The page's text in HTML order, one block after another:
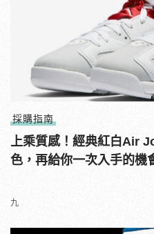
採購指南
上乘質感！經典紅白Air
色，再給你一次入手的機
九